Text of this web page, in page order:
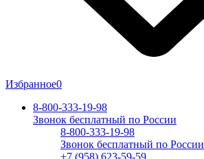
Избранное0
8-800-333-19-98
Звонок бесплатный по России
8-800-333-19-98
Звонок бесплатный по России
+7 (958) 623-59-59